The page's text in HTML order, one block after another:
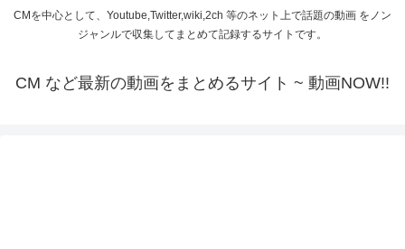
CMを中心として、Youtube,Twitter,wiki,2ch 等のネット上で話題の動画 をノン
ジャンルで収集してまとめて記録するサイトです。
CM など最新の動画をまとめるサイト ~ 動画NOW!!